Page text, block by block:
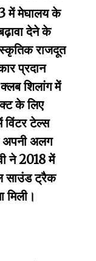
में मेघालय के
देने के
राजदूत
प्रदान
शिलांग में
के लिए
विंटर टेल्स
अपनी अलग
ने2018में
साउंड ट्रैक
मिली।